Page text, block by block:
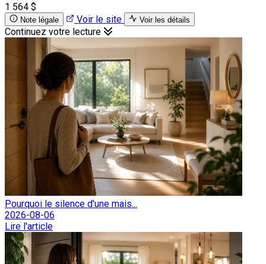
1 564 $
Note légale Voir le site Voir les détails
Continuez votre lecture
Pourquoi le silence d'une mais...
2026-08-06
Lire l'article